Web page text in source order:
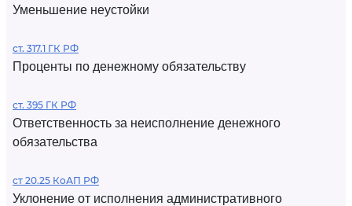
Уменьшение неустойки
ст. 317.1 ГК РФ
Проценты по денежному обязательству
ст. 395 ГК РФ
Ответственность за неисполнение денежного
обязательства
ст 20.25 КоАП РФ
Уклонение от исполнения административного